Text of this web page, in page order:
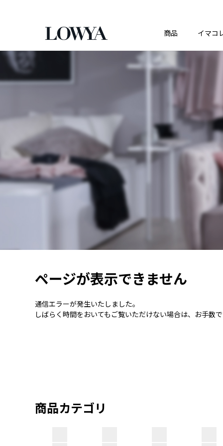
商品 イマコ
ページが表示できません
通信エラーが発生いたしました。
しばらく時間をおいてもご覧いただけない場合は、お手数
商品カテゴリ